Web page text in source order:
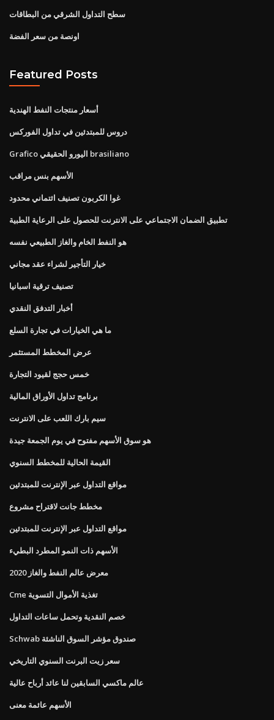
سطح التداول الشرقي من البطاقات
اونصة من سعر الفضة
Featured Posts
أسعار منتجات النفط الهندية
دروس للمبتدئين في تداول الفوركس
Grafico اليورو الحقيقي brasiliano
الأسهم بنس مراقب
غوا الكربون تصنيف ائتماني محدود
تطبيق الضمان الاجتماعي على الانترنت للحصول على الرعاية الطبية
هو النفط الخام والغاز الطبيعي نفسه
خيار التأجير لشراء عقد مجاني
تصنيف ترقية اسبانيا
أخبار التدفق النقدي
ما هي الخيارات في تجارة السلع
عرض المخطط المستثمر
خمس حجج لقيود التجارة
برنامج تداول الأوراق المالية
سيم بارك اللعب على الانترنت
هو سوق الأسهم مفتوح في يوم الجمعة جيدة
القيمة الحالية للمخطط السنوي
مواقع التداول عبر الإنترنت للمبتدئين
مخطط جانت لاقتراح مشروع
مواقع التداول عبر الإنترنت للمبتدئين
الأسهم ذات النمو المطرد البطيء
معرض عالم النفط والغاز 2020
Cme تغذية الأموال التسوية
خصم النقدية وتحمل ساعات التداول
Schwab صندوق مؤشر السوق الناشئة
سعر زيت البرنت السنوي التاريخي
عالم ماكسي السابقين لنا عائد أرباح عالية
الأسهم عائمة معنى